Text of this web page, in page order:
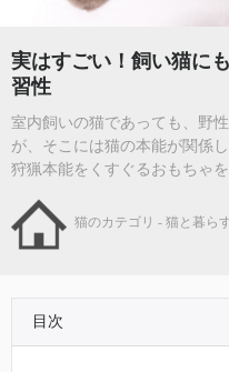
実はすごい！飼い猫に
習性
室内飼いの猫であっても、野
が、そこには猫の本能が関係
狩猟本能をくすぐるおもちゃ
猫のカテゴリ - 猫と暮ら
目次